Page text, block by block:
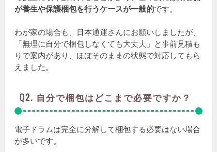
が養生や保護梱包を行うケースが一般的です。
わが家の場合も、日本通運さんにお願いしましたが、
「無理に自分で梱包しなくても大丈夫」と事前見積も
りで案内があり、ほぼそのままの状態で対応してもら
えました。
Q2. 自分で梱包はどこまで必要ですか？
電子ドラムは完全に分解して梱包する必要はない場合
が多いです。